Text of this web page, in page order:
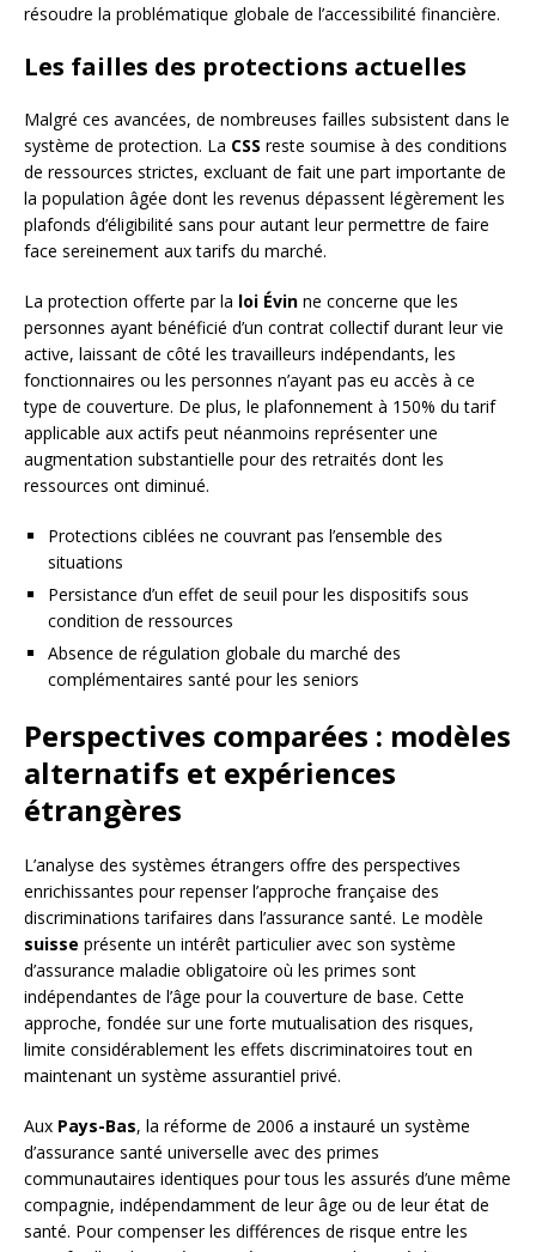
résoudre la problématique globale de l’accessibilité financière.
Les failles des protections actuelles
Malgré ces avancées, de nombreuses failles subsistent dans le
système de protection. La CSS reste soumise à des conditions
de ressources strictes, excluant de fait une part importante de
la population âgée dont les revenus dépassent légèrement les
plafonds d’éligibilité sans pour autant leur permettre de faire
face sereinement aux tarifs du marché.
La protection offerte par la loi Évin ne concerne que les
personnes ayant bénéficié d’un contrat collectif durant leur vie
active, laissant de côté les travailleurs indépendants, les
fonctionnaires ou les personnes n’ayant pas eu accès à ce
type de couverture. De plus, le plafonnement à 150% du tarif
applicable aux actifs peut néanmoins représenter une
augmentation substantielle pour des retraités dont les
ressources ont diminué.
Protections ciblées ne couvrant pas l’ensemble des
situations
Persistance d’un effet de seuil pour les dispositifs sous
condition de ressources
Absence de régulation globale du marché des
complémentaires santé pour les seniors
Perspectives comparées : modèles
alternatifs et expériences
étrangères
L’analyse des systèmes étrangers offre des perspectives
enrichissantes pour repenser l’approche française des
discriminations tarifaires dans l’assurance santé. Le modèle
suisse présente un intérêt particulier avec son système
d’assurance maladie obligatoire où les primes sont
indépendantes de l’âge pour la couverture de base. Cette
approche, fondée sur une forte mutualisation des risques,
limite considérablement les effets discriminatoires tout en
maintenant un système assurantiel privé.
Aux Pays-Bas, la réforme de 2006 a instauré un système
d’assurance santé universelle avec des primes
communautaires identiques pour tous les assurés d’une même
compagnie, indépendamment de leur âge ou de leur état de
santé. Pour compenser les différences de risque entre les